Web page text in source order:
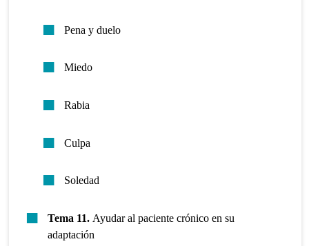
Pena y duelo
Miedo
Rabia
Culpa
Soledad
Tema 11. Ayudar al paciente crónico en su
adaptación